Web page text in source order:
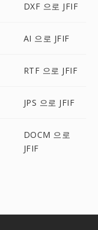
DXF 으로 JFIF
AI 으로 JFIF
RTF 으로 JFIF
JPS 으로 JFIF
DOCM 으로
JFIF